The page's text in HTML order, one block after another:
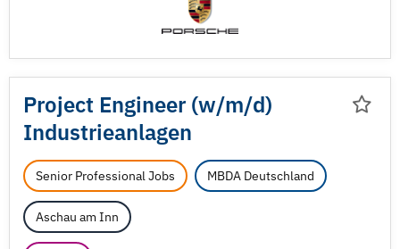
Project Engineer (w/m/d)
Industrieanlagen
Senior Professional Jobs MBDA Deutschland
Aschau am Inn